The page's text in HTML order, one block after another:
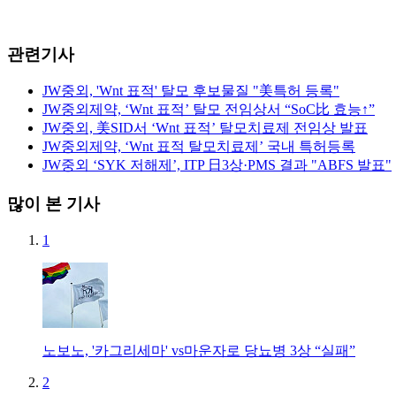
관련기사
JW중외, 'Wnt 표적' 탈모 후보물질 "美특허 등록"
JW중외제약, ‘Wnt 표적’ 탈모 전임상서 “SoC比 효능↑”
JW중외, 美SID서 ‘Wnt 표적’ 탈모치료제 전임상 발표
JW중외제약, ‘Wnt 표적 탈모치료제’ 국내 특허등록
JW중외 ‘SYK 저해제’, ITP 日3상·PMS 결과 "ABFS 발표"
많이 본 기사
1
노보노, '카그리세마' vs마운자로 당뇨병 3상 “실패”
2